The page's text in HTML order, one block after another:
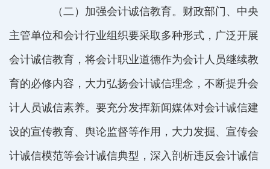
（二）加强会计诚信教育。财政部门、中央
主管单位和会计行业组织要采取多种形式，广泛开展
会计诚信教育，将会计职业道德作为会计人员继续教
育的必修内容，大力弘扬会计诚信理念，不断提升会
计人员诚信素养。要充分发挥新闻媒体对会计诚信建
设的宣传教育、舆论监督等作用，大力发掘、宣传会
计诚信模范等会计诚信典型，深入剖析违反会计诚信